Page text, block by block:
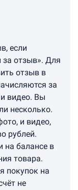
если
за отзыв». Для
отзыв в
за
видео. Вы
несколько.
и видео,
рублей.
на балансе в
товара.
покупок на
не